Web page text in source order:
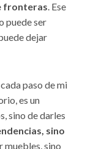
fronteras. Ese
puede ser
dejar
paso de mi
es un
sino de darles
sino
muebles, sino